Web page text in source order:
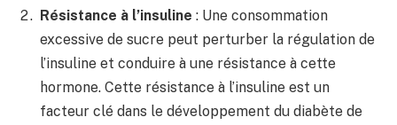
Résistance à l’insuline : Une consommation
excessive de sucre peut perturber la régulation de
l’insuline et conduire à une résistance à cette
hormone. Cette résistance à l’insuline est un
facteur clé dans le développement du diabète de